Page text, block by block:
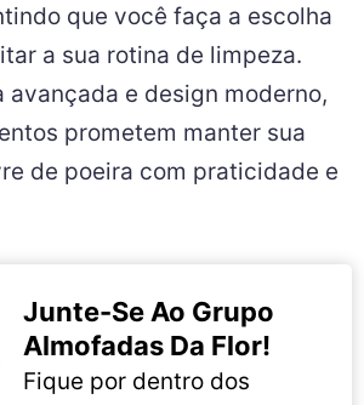
que você faça a escolha
a sua rotina de limpeza.
avançada e design moderno,
prometem manter sua
de poeira com praticidade e
Junte-Se Ao Grupo
Almofadas Da Flor!
Fique por dentro dos